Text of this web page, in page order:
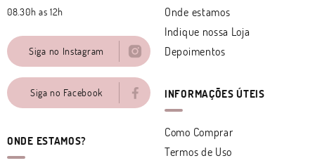
08.30h as 12h
Siga no Instagram
Siga no Facebook
ONDE ESTAMOS?
Onde estamos
Indique nossa Loja
Depoimentos
INFORMAÇÕES ÚTEIS
Como Comprar
Termos de Uso